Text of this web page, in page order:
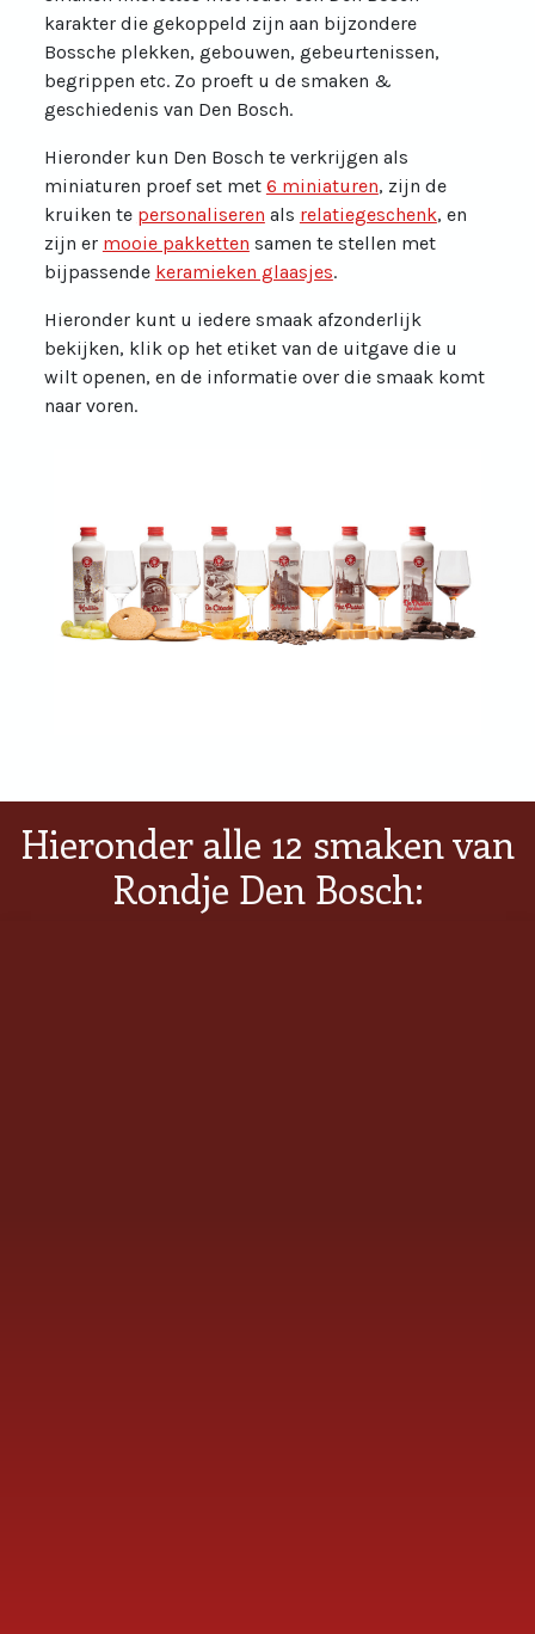
karakter die gekoppeld zijn aan bijzondere
Bossche plekken, gebouwen, gebeurtenissen,
begrippen etc. Zo proeft u de smaken &
geschiedenis van Den Bosch.
Hieronder kun Den Bosch te verkrijgen als
miniaturen proef set met 6 miniaturen, zijn de
kruiken te personaliseren als relatiegeschenk, en
zijn er mooie pakketten samen te stellen met
bijpassende keramieken glaasjes.
Hieronder kunt u iedere smaak afzonderlijk
bekijken, klik op het etiket van de uitgave die u
wilt openen, en de informatie over die smaak komt
naar voren.
Hieronder alle 12 smaken van
Rondje Den Bosch: